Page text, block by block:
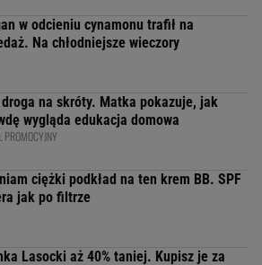
w odcieniu cynamonu trafił na
Na chłodniejsze wieczory
na skróty. Matka pokazuje, jak
wygląda edukacja domowa
PROMOCYJNY
ciężki podkład na ten krem BB. SPF
jak po filtrze
Lasocki aż 40% taniej. Kupisz je za